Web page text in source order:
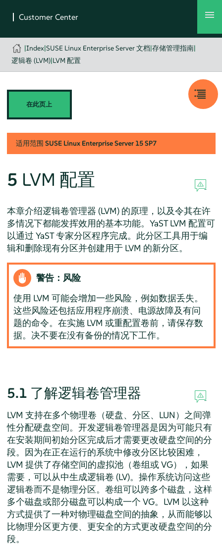
|Index|SUSE Linux Enterprise Server 文档|存储管理指南|
逻辑卷 (LVM)|LVM 配置
在此页上
适用范围 SUSE Linux Enterprise Server 15 SP7
5 LVM 配置
本章介绍逻辑卷管理器 (LVM) 的原理，以及令其在许
多情况下都能发挥效用的基本功能。YaST LVM 配置可
以通过 YaST 专家分区程序完成。此分区工具用于编
辑和删除现有分区并创建用于 LVM 的新分区。
警告：风险
使用 LVM 可能会增加一些风险，例如数据丢失。
这些风险还包括应用程序崩溃、电源故障及有问
题的命令。在实施 LVM 或重配置卷前，请保存数
据。决不要在没有备份的情况下工作。
5.1 了解逻辑卷管理器
LVM 支持在多个物理卷（硬盘、分区、LUN）之间弹
性分配硬盘空间。开发逻辑卷管理器是因为可能只有
在安装期间初始分区完成后才需要更改硬盘空间的分
段。因为在正在运行的系统中修改分区比较困难，
LVM 提供了存储空间的虚拟池（卷组或 VG），如果
需要，可以从中生成逻辑卷 (LV)。操作系统访问这些
逻辑卷而不是物理分区。卷组可以跨多个磁盘，这样
多个磁盘或部分磁盘可以构成一个 VG。LVM 以这种
方式提供了一种对物理磁盘空间的抽象，从而能够以
比物理分区更方便、更安全的方式更改硬盘空间的分
段。